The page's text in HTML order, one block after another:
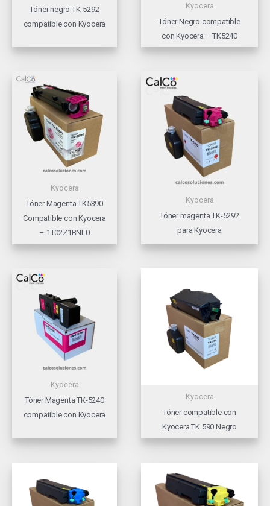
Tóner negro TK-5292
compatible con Kyocera
Kyocera
Tóner Negro compatible
con Kyocera – TK5240
Kyocera
Tóner Magenta TK5390
Compatible con Kyocera
– 1T02Z1BNL0
Kyocera
Tóner magenta TK-5292
para Kyocera
Kyocera
Tóner Magenta TK-5240
compatible con Kyocera
Kyocera
Tóner compatible con
Kyocera TK 590 Negro